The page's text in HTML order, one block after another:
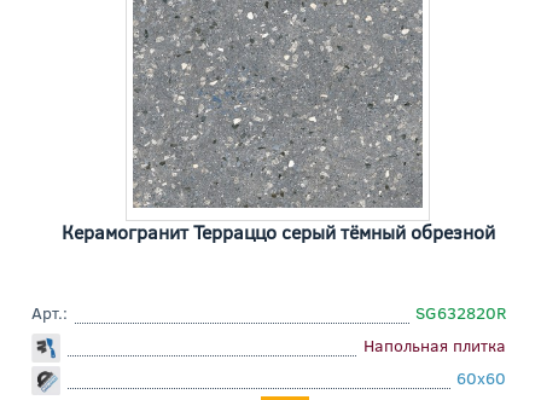
Керамогранит Терраццо серый тёмный обрезной
Арт.:
SG632820R
Напольная плитка
60x60